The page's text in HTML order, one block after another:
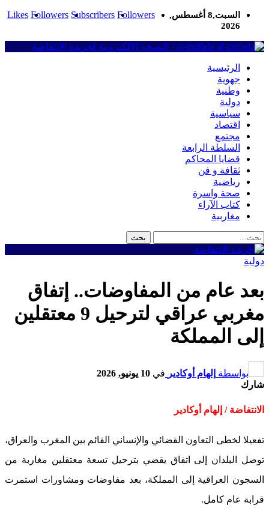
Likes Followers Subscribers Followers
السبت,8 أغسطس,
2026
al-intifada - النسخة الإلكترونية لجريدة الانتفاضة
الرئيسية
جهوية
وطنية
دولية
سياسية
اقتصاد
مجتمع
السلطة الرابعة
قضايا المحاكم
ثقافة و فن
رياضية
صحة واسرة
كتاب الآراء
مغاربية
دولية
بعد عام من المفاوضات.. إتفاق
مغربي عراقي لترحيل 9 معتقلين
إلى المملكة
بواسطة إلهام أوكادير في 10 يونيو, 2026
شارك
الانتفاضة / إلهام أوكادير
تفعيلا لخطى التعاون القضائي والإنساني القائم بين المغرب والعراق،
توصل البلدان إلى اتفاق يقضي بترحيل تسعة معتقلين مغاربة من
السجون العراقية إلى المملكة، بعد مفاوضات ومشاورات استمرت
قرابة عام كامل.